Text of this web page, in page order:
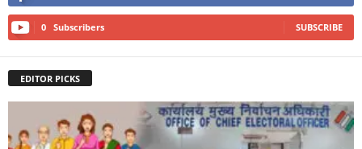
0 Subscribers SUBSCRIBE
EDITOR PICKS